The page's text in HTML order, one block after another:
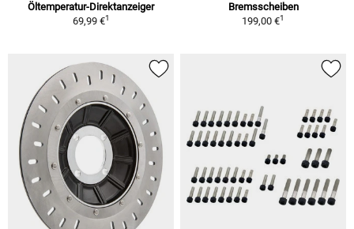
Öltemperatur-Direktanzeiger
69,99 €1
Bremsscheiben
199,00 €1